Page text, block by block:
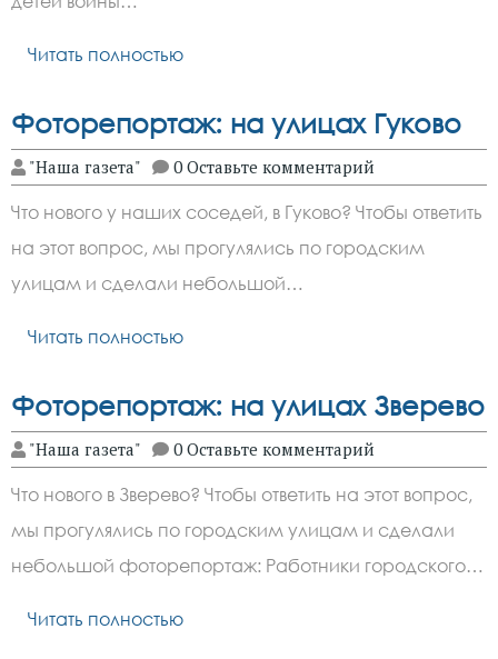
Читать полностью
Фоторепортаж: на улицах Гуково
"Наша газета" 0 Оставьте комментарий
Что нового у наших соседей, в Гуково? Чтобы ответить
на этот вопрос, мы прогулялись по городским
улицам и сделали небольшой…
Читать полностью
Фоторепортаж: на улицах Зверево
"Наша газета" 0 Оставьте комментарий
Что нового в Зверево? Чтобы ответить на этот вопрос,
мы прогулялись по городским улицам и сделали
небольшой фоторепортаж: Работники городского…
Читать полностью